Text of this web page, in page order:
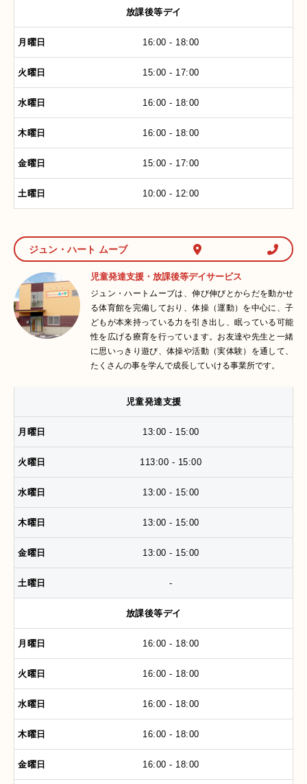
放課後等デイ
16:00 - 18:00
15:00 - 17:00
16:00 - 18:00
16:00 - 18:00
15:00 - 17:00
10:00 - 12:00
ジュン・ハート ムーブ
児童発達支援・放課後等デイサービス
ジュン・ハートムーブは、伸び伸びとからだを動かせ
る体育館を完備しており、体操（運動）を中心に、子
どもが本来持っている力を引き出し、眠っている可能
性を広げる療育を行っています。お友達や先生と一緒
に思いっきり遊び、体操や活動（実体験）を通して、
たくさんの事を学んで成長していける事業所です。
児童発達支援
13:00 - 15:00
113:00 - 15:00
13:00 - 15:00
13:00 - 15:00
13:00 - 15:00
-
放課後等デイ
16:00 - 18:00
16:00 - 18:00
16:00 - 18:00
16:00 - 18:00
16:00 - 18:00